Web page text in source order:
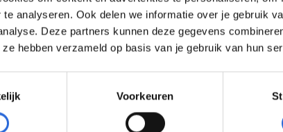
te analyseren. Ook delen we informatie over je gebruik
Deze partners kunnen deze gegevens
hebben verzameld op basis van je gebruik van hun
Voorkeuren